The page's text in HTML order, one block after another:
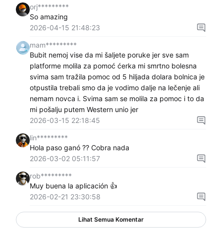
orj*********
So amazing
2026-04-15 21:48:23
mam*********
Bubit nemoj vise da mi šaljete poruke jer sve sam
platforme molila za pomoć ćerka mi smrtno bolesna
svima sam tražila pomoc od 5 hiljada dolara bolnica je
otpustila trebali smo da je vodimo dalje na lečenje ali
nemam novca i. Svima sam se molila za pomoc i to da
mi pošalju putem Western unio jer
2026-03-15 22:18:45
lin*********
Hola paso ganó ?? Cobra nada
2026-03-02 05:11:57
rob*********
Muy buena la aplicación 👍
2026-02-21 23:30:58
Lihat Semua Komentar